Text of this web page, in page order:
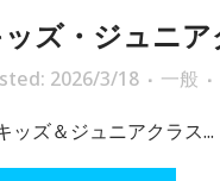
ズ・ジュニア
2026/3/18 一般
ッズ＆ジュニアクラス...